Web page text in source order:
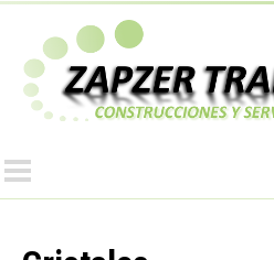
Pasar
contenido
principal
p